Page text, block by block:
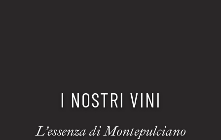
I NOSTRI VINI
L’essenza di Montepulciano